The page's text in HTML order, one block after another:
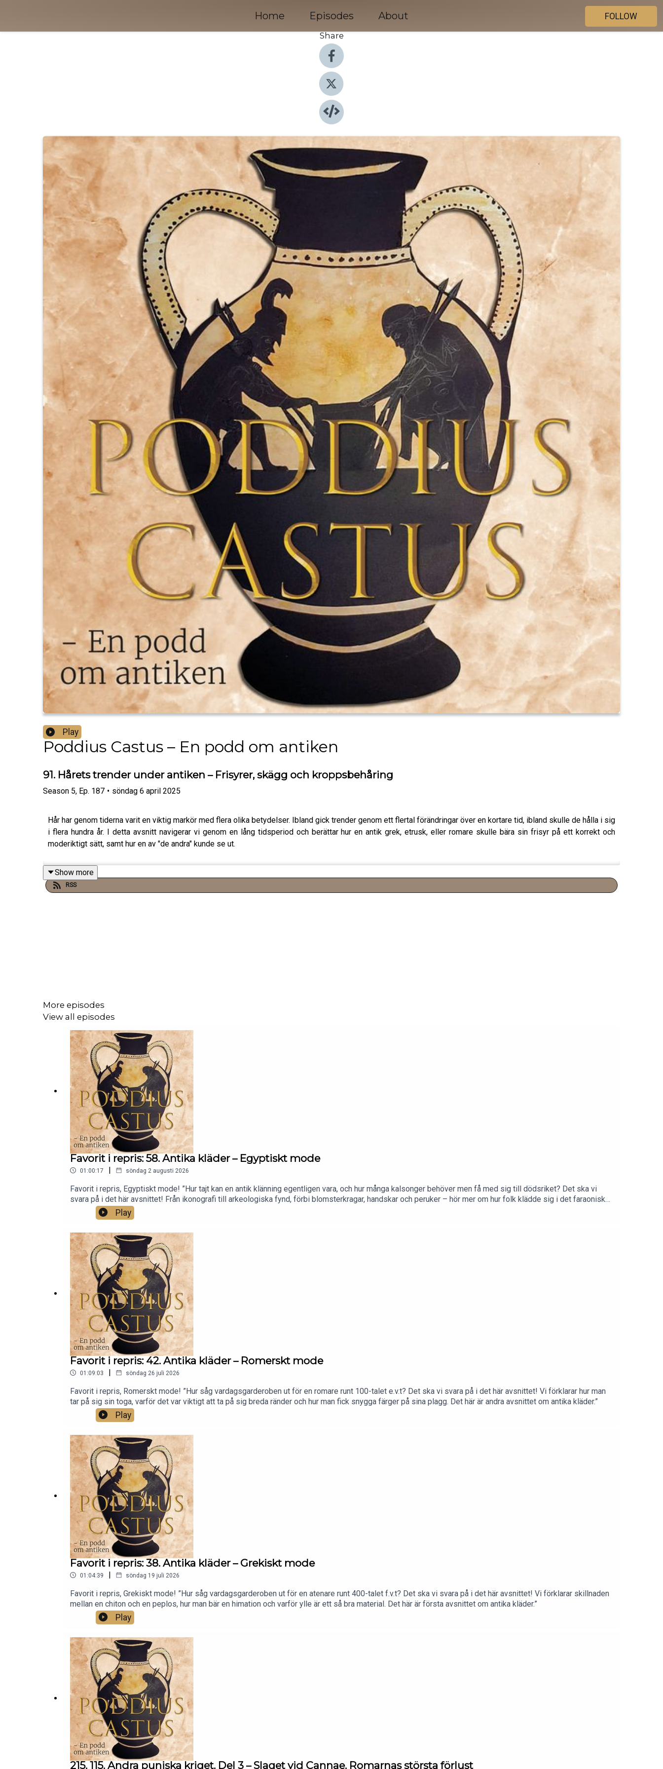
Home Episodes About
FOLLOW
Share
Play
Poddius Castus – En podd om antiken
91. Hårets trender under antiken – Frisyrer, skägg och kroppsbehåring
Season 5, Ep. 187 • söndag 6 april 2025
Hår har genom tiderna varit en viktig markör med flera olika betydelser. Ibland gick trender genom ett flertal förändringar över en kortare tid, ibland skulle de hålla i sig
i flera hundra år. I detta avsnitt navigerar vi genom en lång tidsperiod och berättar hur en antik grek, etrusk, eller romare skulle bära sin frisyr på ett korrekt och
moderiktigt sätt, samt hur en av "de andra" kunde se ut.
Show more
RSS
More episodes
View all episodes
Favorit i repris: 58. Antika kläder – Egyptiskt mode
01:00:17 | söndag 2 augusti 2026
Favorit i repris, Egyptiskt mode! ”Hur tajt kan en antik klänning egentligen vara, och hur många kalsonger behöver men få med sig till dödsriket? Det ska vi
svara på i det här avsnittet! Från ikonografi till arkeologiska fynd, förbi blomsterkragar, handskar och peruker – hör mer om hur folk klädde sig i det faraoniska
Egypten. Det här är tredje avsnittet om antika kläder.”
Play
Favorit i repris: 42. Antika kläder – Romerskt mode
01:09:03 | söndag 26 juli 2026
Favorit i repris, Romerskt mode! ”Hur såg vardagsgarderoben ut för en romare runt 100-talet e.v.t? Det ska vi svara på i det här avsnittet! Vi förklarar hur man
tar på sig sin toga, varför det var viktigt att ta på sig breda ränder och hur man fick snygga färger på sina plagg. Det här är andra avsnittet om antika kläder.”
Play
Favorit i repris: 38. Antika kläder – Grekiskt mode
01:04:39 | söndag 19 juli 2026
Favorit i repris, Grekiskt mode! ”Hur såg vardagsgarderoben ut för en atenare runt 400-talet f.v.t? Det ska vi svara på i det här avsnittet! Vi förklarar skillnaden
mellan en chiton och en peplos, hur man bär en himation och varför ylle är ett så bra material. Det här är första avsnittet om antika kläder.”
Play
215. 115. Andra puniska kriget. Del 3 – Slaget vid Cannae. Romarnas största förlust